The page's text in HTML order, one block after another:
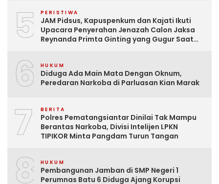
5 PERISTIWA
JAM Pidsus, Kapuspenkum dan Kajati Ikuti
Upacara Penyerahan Jenazah Calon Jaksa
Reynanda Primta Ginting yang Gugur Saat
6 HUKUM
Diduga Ada Main Mata Dengan Oknum,
Peredaran Narkoba di Parluasan Kian Marak
7 BERITA
Polres Pematangsiantar Dinilai Tak Mampu
Berantas Narkoba, Divisi Intelijen LPKN
TIPIKOR Minta Pangdam Turun Tangan
8 HUKUM
Pembangunan Jamban di SMP Negeri 1
Perumnas Batu 6 Diduga Ajang Korupsi